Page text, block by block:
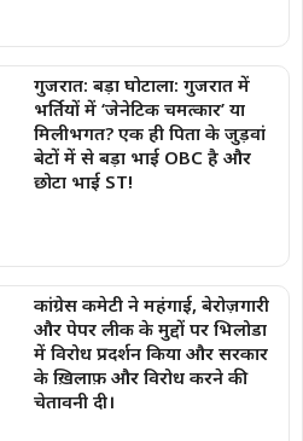
गुजरात: बड़ा घोटाला: गुजरात में
भर्तियों में ‘जेनेटिक चमत्कार’ या
मिलीभगत? एक ही पिता के जुड़वां
बेटों में से बड़ा भाई OBC है और
छोटा भाई ST!
कांग्रेस कमेटी ने महंगाई, बेरोज़गारी
और पेपर लीक के मुद्दों पर भिलोडा
में विरोध प्रदर्शन किया और सरकार
के ख़िलाफ़ और विरोध करने की
चेतावनी दी।